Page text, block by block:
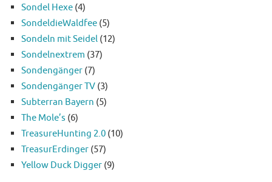
Sondel Hexe (4)
SondeldieWaldfee (5)
Sondeln mit Seidel (12)
Sondelnextrem (37)
Sondengänger (7)
Sondengänger TV (3)
Subterran Bayern (5)
The Mole’s (6)
TreasureHunting 2.0 (10)
TreasurErdinger (57)
Yellow Duck Digger (9)